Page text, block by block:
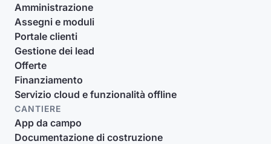
Amministrazione
Assegni e moduli
Portale clienti
Gestione dei lead
Offerte
Finanziamento
Servizio cloud e funzionalità offline
CANTIERE
App da campo
Documentazione di costruzione